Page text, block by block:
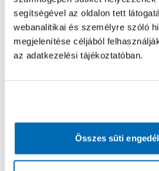
segítségével az oldalon tett
webanalitikai és személyre szóló
megjelenítése céljából
az adatkezelési tájékoztatóban.
Összes süti